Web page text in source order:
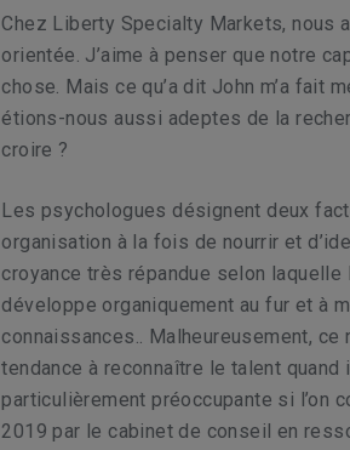
Chez Liberty Specialty Markets, nous
orientée. J’aime à penser que notre
chose. Mais ce qu’a dit John m’a fait
étions-nous aussi adeptes de la
croire ?
Les psychologues désignent deux
organisation à la fois de nourrir et
croyance très répandue selon
développe organiquement au fur et à
connaissances.. Malheureusement, ce
tendance à reconnaître le talent
particulièrement préoccupante si l’on
2019 par le cabinet de conseil en